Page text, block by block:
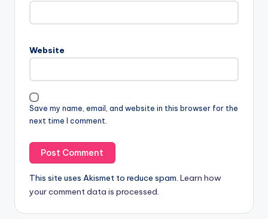
Website
Save my name, email, and website in this browser for the
next time I comment.
This site uses Akismet to reduce spam. Learn how
your comment data is processed.